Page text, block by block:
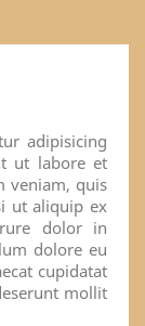
adipisicing
ut labore et
veniam, quis
ut aliquip ex
dolor in
dolore eu
cupidatat
mollit